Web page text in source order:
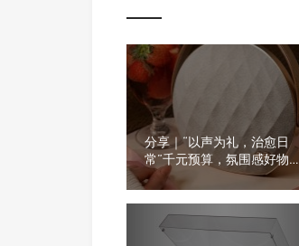
分享｜“以声为礼，治愈日
常”千元预算，氛围感好物推
荐